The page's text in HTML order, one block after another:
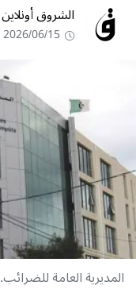
الشروق أونلاين
2026/06/15
المديرية العامة للضرائب.